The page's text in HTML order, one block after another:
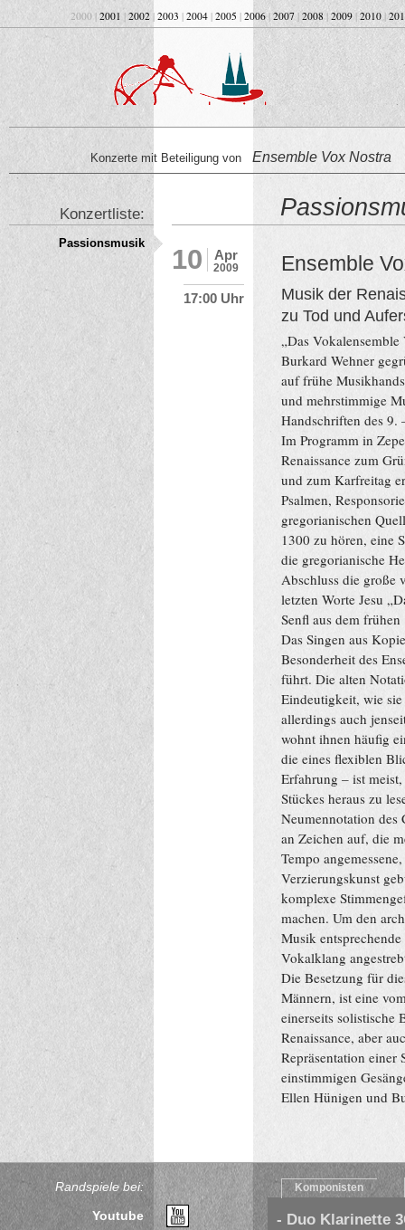
2000 | 2001 | 2002 | 2003 | 2004 | 2005 | 2006| 2007 | 2008 | 2009 | 2010|
Konzerte mit Beteiligung von Ensemble Vox Nostra
Apr
2009
10
17:00 Uhr
Ensemble
Musik der
zu Tod und
„Das
Burkard Wehner
auf frühe
und mehrstimmige
Handschriften des 9.
Im Programm in
Renaissance zum
und zum Karfreitag
Psalmen,
gregorianischen
1300 zu hören, eine
die gregorianische
Abschluss die große
letzten Worte Jesu
Senfl aus dem frühen
Das Singen aus
Besonderheit des
führt. Die alten
Eindeutigkeit, wie
allerdings auch
wohnt ihnen häufig
die eines flexiblen
Erfahrung – ist
Stückes heraus zu
Neumennotation
an Zeichen auf, die
Tempo
Verzierungskunst
komplexe
machen. Um den
Musik
Vokalklang
Die Besetzung für
Männern, ist eine
einerseits solistische
Renaissance, aber
Repräsentation einer
einstimmigen
Ellen Hünigen und
Konzertliste:
Passionsmusik
Randspiele bei:
Youtube
Komponisten
- Duo Klarinette